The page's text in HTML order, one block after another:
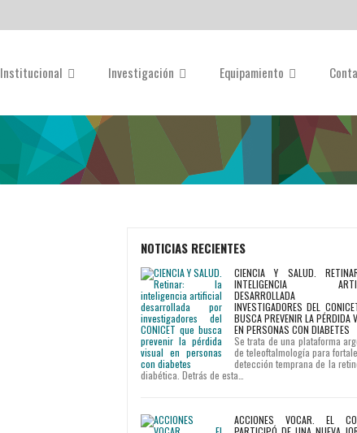
Institucional Investigación Equipamiento
NOTICIAS RECIENTES
CIENCIA Y SALUD.
INTELIGENCIA
DESARROLLADA
INVESTIGADORES DEL
BUSCA PREVENIR LA PÉRDIDA
EN PERSONAS CON DIABETES
Se trata de una plataforma
de teleoftalmología para
detección temprana de la
diabética. Detrás de esta…
ACCIONES VOCAR. EL